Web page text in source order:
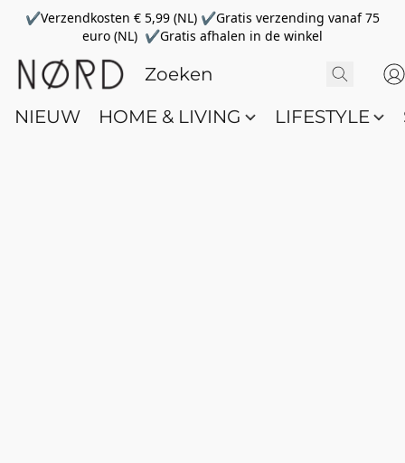
✔Verzendkosten € 5,99 (NL) ✔Gratis verzending vanaf 75
euro (NL) ✔Gratis afhalen in de winkel
NIEUW HOME & LIVING LIFESTYLE